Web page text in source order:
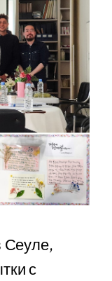
Сеуле,
с